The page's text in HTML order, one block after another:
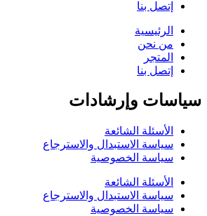
إتصل بنا
الرئيسية
من نحن
المتجر
إتصل بنا
سياسات وإرشادات
الأسئلة الشائعة
سياسة الاستبدال والاسترجاع
سياسة الخصوصية
الأسئلة الشائعة
سياسة الاستبدال والاسترجاع
سياسة الخصوصية